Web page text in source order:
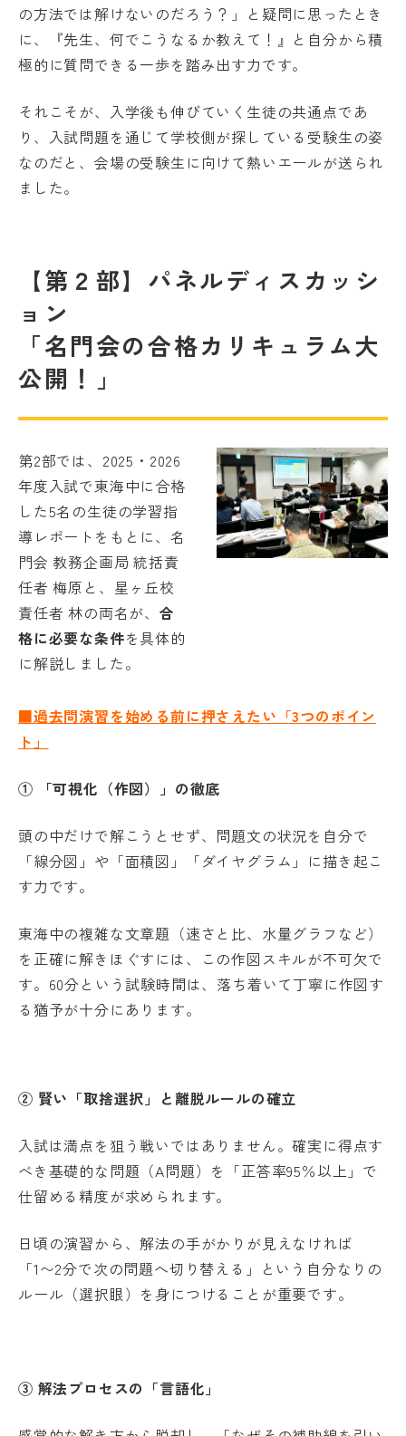
の方法では解けないのだろう？」と疑問に思ったとき
に、『先生、何でこうなるか教えて！』と自分から積
極的に質問できる一歩を踏み出す力です。
それこそが、入学後も伸びていく生徒の共通点であ
り、入試問題を通じて学校側が探している受験生の姿
なのだと、会場の受験生に向けて熱いエールが送られ
ました。
【第２部】パネルディスカッシ
ョン
「名門会の合格カリキュラム大
公開！」
第2部では、2025・2026
年度入試で東海中に合格
した5名の生徒の学習指
導レポートをもとに、名
門会 教務企画局 統括責
任者 梅原と、星ヶ丘校
責任者 林の両名が、 合
格に必要な条件を具体的
に解説しました。
■過去問演習を始める前に押さえたい「3つのポイン
ト」
① 「可視化（作図）」の徹底
頭の中だけで解こうとせず、問題文の状況を自分で
「線分図」や「面積図」「ダイヤグラム」に描き起こ
す力です。
東海中の複雑な文章題（速さと比、水量グラフなど）
を正確に解きほぐすには、この作図スキルが不可欠で
す。60分という試験時間は、落ち着いて丁寧に作図す
る猶予が十分にあります。
② 賢い「取捨選択」と離脱ルールの確立
入試は満点を狙う戦いではありません。確実に得点す
べき基礎的な問題（A問題）を「正答率95％以上」で
仕留める精度が求められます。
日頃の演習から、解法の手がかりが見えなければ
「1〜2分で次の問題へ切り替える」という自分なりの
ルール（選択眼）を身につけることが重要です。
③ 解法プロセスの「言語化」